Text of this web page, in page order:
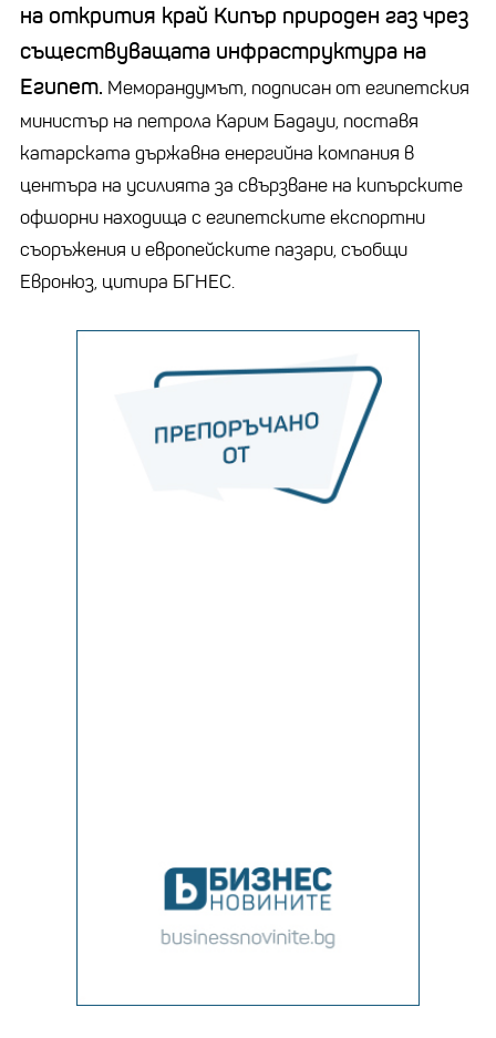
на открития край Кипър природен газ чрез
съществуващата инфраструктура на
Египет. Меморандумът, подписан от египетския
министър на петрола Карим Бадауи, поставя
катарската държавна енергийна компания в
центъра на усилията за свързване на кипърските
офшорни находища с египетските експортни
съоръжения и европейските пазари, съобщи
Евронюз, цитира БГНЕС.